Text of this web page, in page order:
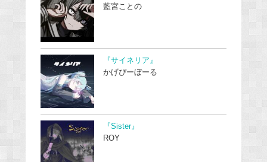
藍宮ことの
『サイネリア』
かげぴーぼーる
『Sister』
ROY